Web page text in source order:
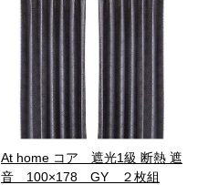
At home コア 遮光1級 断熱 遮
音 100×178 GY ２枚組